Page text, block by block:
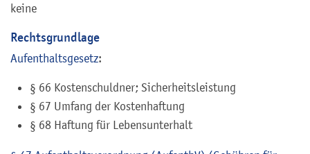
keine
Rechtsgrundlage
Aufenthaltsgesetz:
§ 66 Kostenschuldner; Sicherheitsleistung
§ 67 Umfang der Kostenhaftung
§ 68 Haftung für Lebensunterhalt